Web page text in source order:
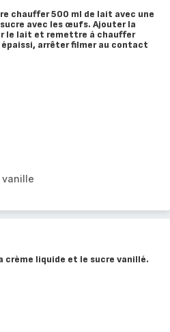
chauffer 500 ml de lait avec une
avec les œufs. Ajouter la
le lait et remettre à chauffer
arrêter filmer au contact
vanille
liquide et le sucre vanillé.